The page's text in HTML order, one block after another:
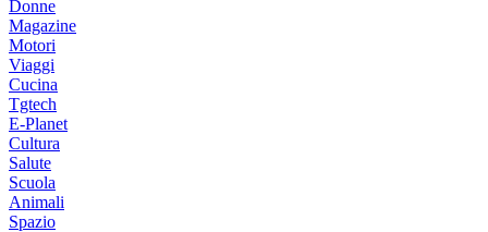
Donne
Magazine
Motori
Viaggi
Cucina
Tgtech
E-Planet
Cultura
Salute
Scuola
Animali
Spazio